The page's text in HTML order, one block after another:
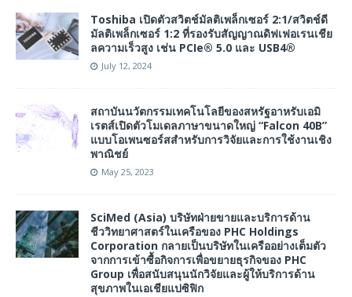
Toshiba เปิดตัวสวิตช์มัลติเพล็กเซอร์ 2:1/สวิตช์ดี
มัลติเพล็กเซอร์ 1:2 ที่รองรับสัญญาณดิฟเฟอเรนเชีย
ลความเร็วสูง เช่น PCIe® 5.0 และ USB4®
July 12, 2024
สถาบันนวัตกรรมเทคโนโลยีของสหรัฐอาหรับเอมิ
เรตส์เปิดตัวโมเดลภาษาขนาดใหญ่ “Falcon 40B”
แบบโอเพนซอร์สสำหรับการวิจัยและการใช้งานเชิง
พาณิชย์
May 25, 2023
SciMed (Asia) บริษัทฝ่ายขายและบริการด้าน
ชีววิทยาศาสตร์ในเครือของ PHC Holdings
Corporation กลายเป็นบริษัทในเครืออย่างเต็มตัว
จากการเข้าซื้อกิจการเพื่อขยายธุรกิจของ PHC
Group เพื่อสนับสนุนนักวิจัยและผู้ให้บริการด้าน
สุขภาพในเอเชียแปซิฟิก